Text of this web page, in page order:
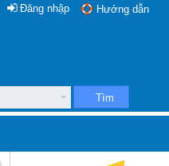
Hướng dẫn
Đăng nhập
Tìm